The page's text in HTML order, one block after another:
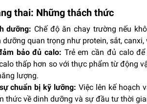
thai: Những thách thức
dưỡng: Chế độ ăn chay trường nếu
quan trọng như protein, sắt,
bảo đủ calo: Trẻ em cần đủ calo
thấp hơn so với thực phẩm từ động
lượng.
chuẩn bị kỹ lưỡng: Việc lên kế hoạch
thức về dinh dưỡng và sự đầu tư thời